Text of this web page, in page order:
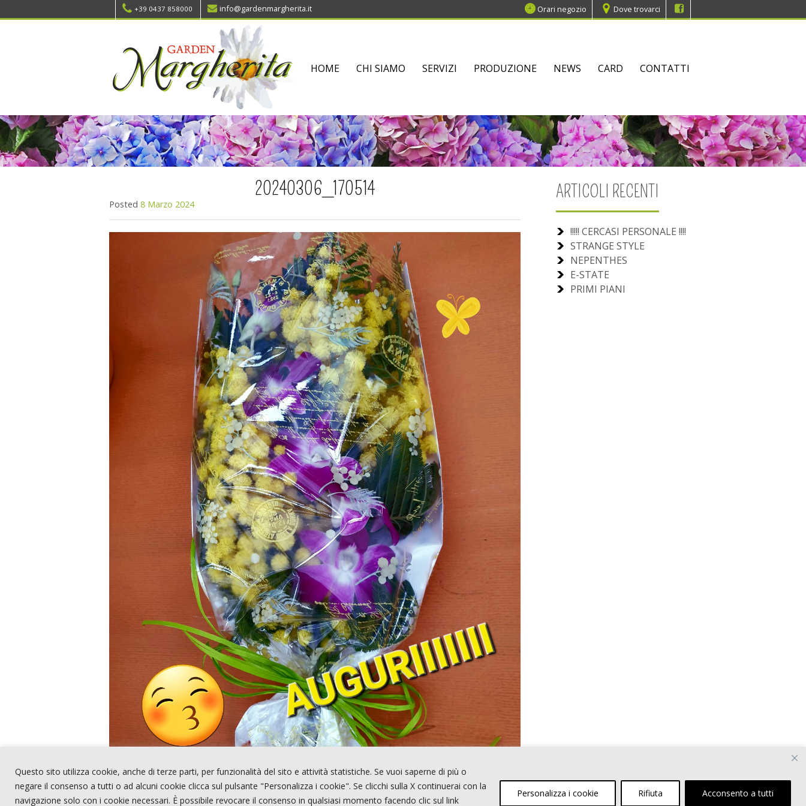
Questo sito utilizza cookie, anche di terze parti, per funzionalità del sito e attività statistiche. Se vuoi saperne di più o
negare il consenso a tutti o ad alcuni cookie clicca sul pulsante "Personalizza i cookie". Se clicchi sulla X continuerai con la
navigazione solo con i cookie necessari. È possibile revocare il consenso in qualsiasi momento facendo clic sul link
Personalizza i cookie Rifiuta Acconsento a tutti
+39 0437 858000 info@gardenmargherita.it Orari negozio Dove trovarci
SKIP
HOME CHI SIAMO SERVIZI PRODUZIONE NEWS CARD CONTATTI
20240306_170514
Posted 8 Marzo 2024
ARTICOLI RECENTI
!!!!! CERCASI PERSONALE !!!!
STRANGE STYLE
NEPENTHES
E-STATE
PRIMI PIANI